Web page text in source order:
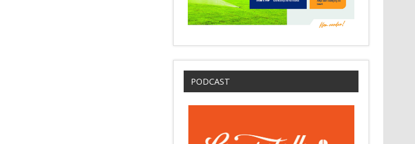
PODCAST